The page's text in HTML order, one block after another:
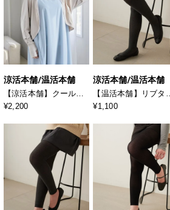
涼活本舗/温活本舗
【涼活本舗】クールボ
レロ
¥2,200
涼活本舗/温活本舗
【温活本舗】リブタイ
ツ
¥1,100